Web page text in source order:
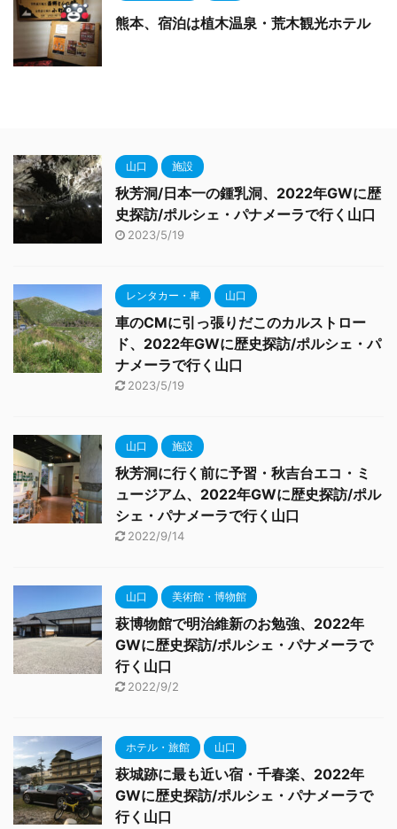
熊本、宿泊は植木温泉・荒木観光ホテル
山口 施設
秋芳洞/日本一の鍾乳洞、2022年GWに歴
史探訪/ポルシェ・パナメーラで行く山口
2023/5/19
レンタカー・車 山口
車のCMに引っ張りだこのカルストロー
ド、2022年GWに歴史探訪/ポルシェ・パ
ナメーラで行く山口
2023/5/19
山口 施設
秋芳洞に行く前に予習・秋吉台エコ・ミ
ュージアム、2022年GWに歴史探訪/ポル
シェ・パナメーラで行く山口
2022/9/14
山口 美術館・博物館
萩博物館で明治維新のお勉強、2022年
GWに歴史探訪/ポルシェ・パナメーラで
行く山口
2022/9/2
ホテル・旅館 山口
萩城跡に最も近い宿・千春楽、2022年
GWに歴史探訪/ポルシェ・パナメーラで
行く山口